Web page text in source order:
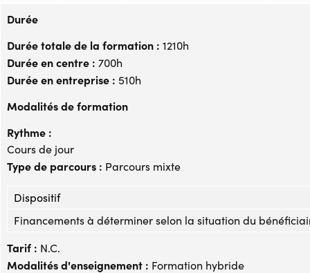
Durée
Durée totale de la formation : 1210h
Durée en centre : 700h
Durée en entreprise : 510h
Modalités de formation
Rythme :
Cours de jour
Type de parcours : Parcours mixte
Dispositif
Financements à déterminer selon la situation du
Tarif : N.C.
Modalités d'enseignement : Formation hybride